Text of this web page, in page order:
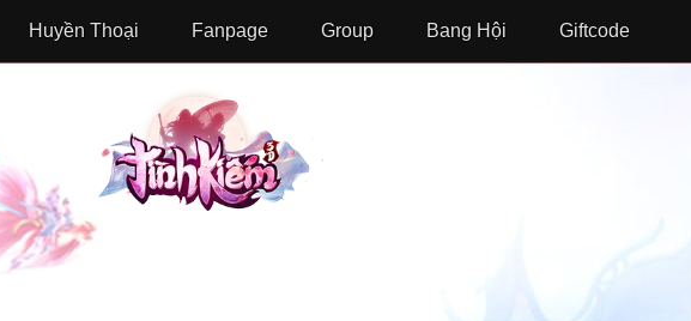
Huyền Thoại Fanpage Group Bang Hội Giftcode